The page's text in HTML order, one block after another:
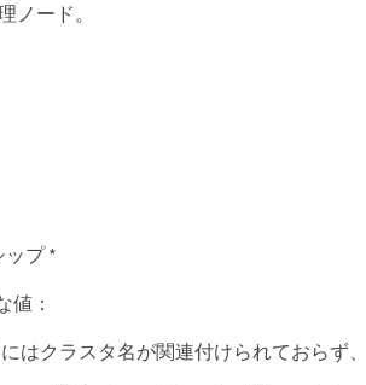
ノード。
ップ *
値：
はクラスタ名が関連付けられておらず